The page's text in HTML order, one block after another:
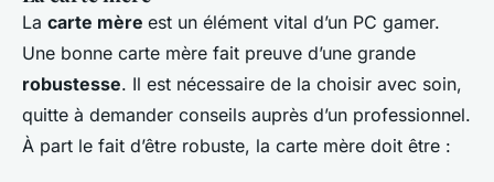
La carte mère est un élément vital d’un PC gamer.
Une bonne carte mère fait preuve d’une grande
robustesse. Il est nécessaire de la choisir avec soin,
quitte à demander conseils auprès d’un professionnel.
À part le fait d’être robuste, la carte mère doit être :